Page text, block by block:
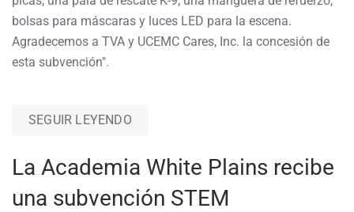
bolsas para máscaras y luces LED para la escena.
Agradecemos a TVA y UCEMC Cares, Inc. la concesión de
esta subvención".
SEGUIR LEYENDO
La Academia White Plains recibe
una subvención STEM